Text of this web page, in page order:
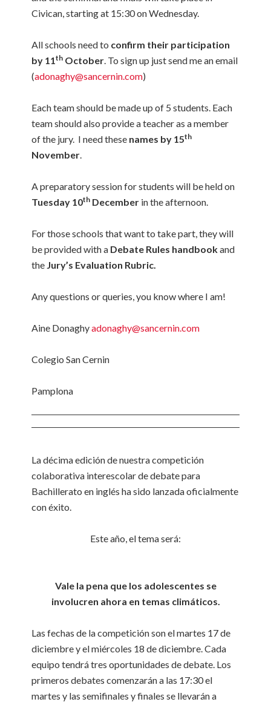
Civican, starting at 15:30 on Wednesday.
All schools need to confirm their participation
by 11th October. To sign up just send me an email
(adonaghy@sancernin.com)
Each team should be made up of 5 students. Each
team should also provide a teacher as a member
of the jury. I need these names by 15th
November.
A preparatory session for students will be held on
Tuesday 10th December in the afternoon.
For those schools that want to take part, they will
be provided with a Debate Rules handbookand
the Jury’s Evaluation Rubric.
Any questions or queries, you know where I am!
Aine Donaghyadonaghy@sancernin.com
Colegio San Cernin
Pamplona
La décima edición de nuestra competición
colaborativa interescolar de debate para
Bachillerato en inglés ha sido lanzada oficialmente
con éxito.
Este año, el tema será:
Vale la pena que los adolescentes se
involucren ahora en temas climáticos.
Las fechas de la competición son el martes 17 de
diciembre y el miércoles 18 de diciembre. Cada
equipo tendrá tres oportunidades de debate. Los
primeros debates comenzarán a las 17:30 el
martes y las semifinales y finales se llevarán a